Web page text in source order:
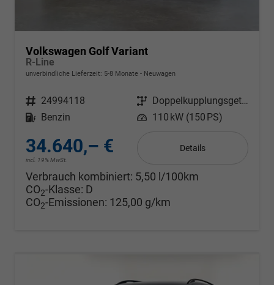
Volkswagen Golf Variant
R-Line
unverbindliche Lieferzeit: 5-8 Monate Neuwagen
Fahrzeugnr. 24994118 Getriebe
Doppelkupplungsgetriebe (DSG)
Kraftstoff
Benzin Leistung 110 kW (150 PS)
34.640,– €
incl. 19% MwSt.
Details
Verbrauch kombiniert: 5,50 l/100km
CO2-Klasse: D
CO2-Emissionen: 125,00 g/km